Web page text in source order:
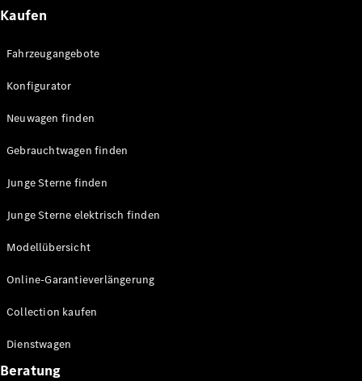
Übersicht
Fahren &
Assistenzsysteme
Fortschrittliche
Kaufen
Fahrzeugangebote
Konfigurator
Neuwagen finden
Gebrauchtwagen finden
Junge Sterne finden
Junge Sterne elektrisch finden
Modellübersicht
Online-Garantieverlängerung
Collection kaufen
Dienstwagen
Beratung